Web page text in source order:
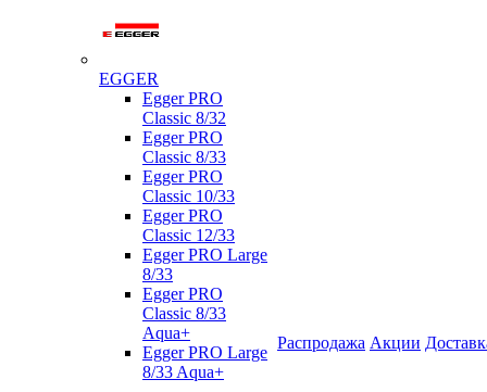
EGGER
Egger PRO
Classic 8/32
Egger PRO
Classic 8/33
Egger PRO
Classic 10/33
Egger PRO
Classic 12/33
Egger PRO Large
8/33
Egger PRO
Classic 8/33
Aqua+
Egger PRO Large
8/33 Aqua+
Распродажа Акции